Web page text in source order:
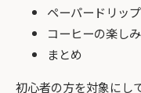
ペーパードリッ
コーヒーの楽し
まとめ
初心者の方を対象にし